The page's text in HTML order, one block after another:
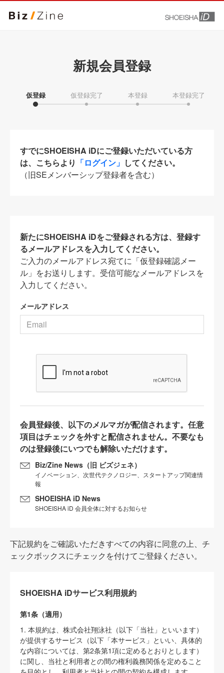
新規会員登録
仮登録 仮登録完了 本登録 本登録完了
すでにSHOEISHA iDにご登録いただいている方
は、こちらより 「ログイン」 してください。
（旧SEメンバーシップ登録者を含む）
新たにSHOEISHA iDをご登録される方は、登録す
るメールアドレスを入力してください。
ご入力のメールアドレス宛てに「仮登録確認メー
ル」をお送りします。受信可能なメールアドレスを
入力してください。
メールアドレス
会員登録後、以下のメルマガが配信されます。任意
項目はチェックを外すと配信されません。不要なも
のは登録後にいつでも解除いただけます。
Biz/Zine News（旧 ビズジェネ）
イノベーション、次世代テクノロジー、スタートアップ関連情
報
SHOEISHA iD News
SHOEISHA iD 会員全体に対するお知らせ
下記規約をご確認いただきすべての内容に同意の上、チ
ェックボックスにチェックを付けてご登録ください。
SHOEISHA iDサービス利用規約
第1条（適用）
1. 本規約は、株式会社翔泳社（以下「当社」といいます）
が提供するサービス（以下「本サービス」といい、具体的
な内容については、第2条第1項に定めるとおりとします）
に関し、当社と利用者との間の権利義務関係を定めること